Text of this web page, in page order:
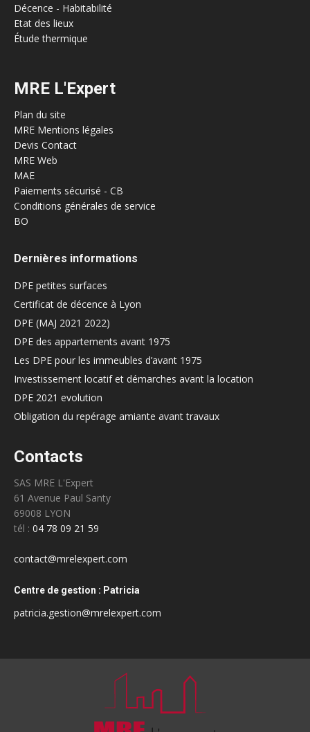
Décence - Habitabilité
Etat des lieux
Étude thermique
MRE L'Expert
Plan du site
MRE Mentions légales
Devis Contact
MRE Web
MAE
Paiements sécurisé - CB
Conditions générales de service
BO
Dernières informations
DPE petites surfaces
Certificat de décence à Lyon
DPE (MAJ 2021 2022)
DPE des appartements avant 1975
Les DPE pour les immeubles d’avant 1975
Investissement locatif et démarches avant la location
DPE 2021 evolution
Obligation du repérage amiante avant travaux
Contacts
SAS MRE L'Expert
61 Avenue Paul Santy
69008 LYON
tél : 04 78 09 21 59
contact@mrelexpert.com
Centre de gestion : Patricia
patricia.gestion@mrelexpert.com